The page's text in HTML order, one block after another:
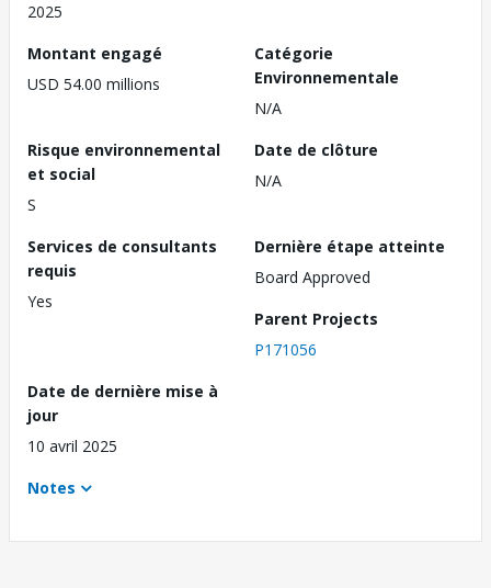
2025
Montant engagé
USD 54.00 millions
Catégorie
Environnementale
N/A
Risque environnemental
et social
S
Date de clôture
N/A
Services de consultants
requis
Yes
Dernière étape atteinte
Board Approved
Parent Projects
P171056
Date de dernière mise à
jour
10 avril 2025
Notes